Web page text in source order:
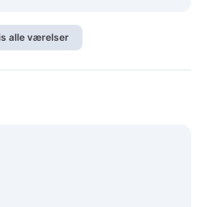
alle værelser